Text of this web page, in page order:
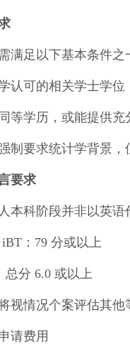
满足以下基本条件之
认可的相关学士学位
等学历，或能提供充
制要求统计学背景，
要求
本科阶段并非以英语
：79 分或以上
总分 6.0 或以上
视情况个案评估其他
请费用